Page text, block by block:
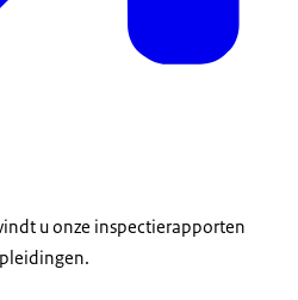
u onze inspectierapporten